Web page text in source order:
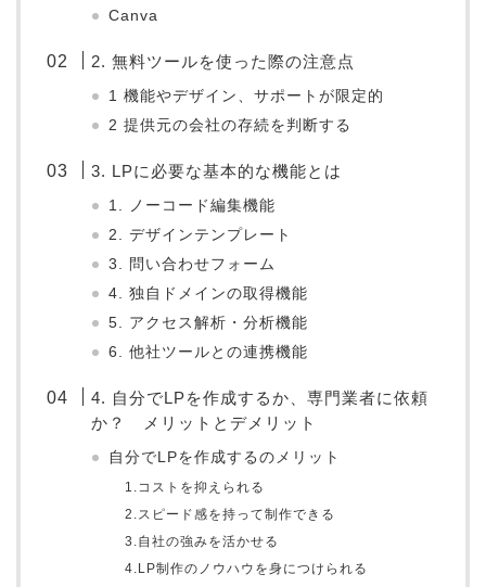
Canva
2. 無料ツールを使った際の注意点
1 機能やデザイン、サポートが限定的
2 提供元の会社の存続を判断する
3. LPに必要な基本的な機能とは
1. ノーコード編集機能
2. デザインテンプレート
3. 問い合わせフォーム
4. 独自ドメインの取得機能
5. アクセス解析・分析機能
6. 他社ツールとの連携機能
4. 自分でLPを作成するか、専門業者に依頼
か？ メリットとデメリット
自分でLPを作成するのメリット
1.コストを抑えられる
2.スピード感を持って制作できる
3.自社の強みを活かせる
4.LP制作のノウハウを身につけられる